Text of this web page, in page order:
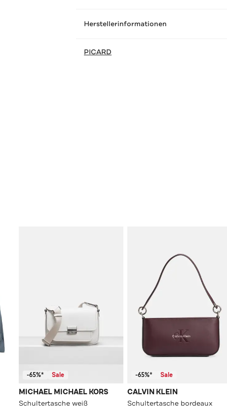
Herstellerinformationen
PICARD
-65%* Sale
MICHAEL MICHAEL KORS
Schultertasche weiß
-65%* Sale
CALVIN KLEIN
Schultertasche bordeaux